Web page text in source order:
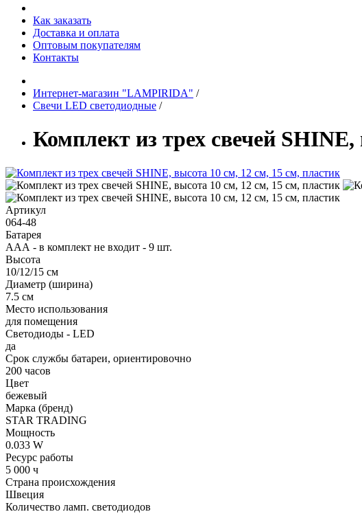
Как заказать
Доставка и оплата
Оптовым покупателям
Контакты
Интернет-магазин "LAMPIRIDA" /
Свечи LED светодиодные /
Комплект из трех свечей
Артикул
064-48
Батарея
ААА - в комплект не входит - 9 шт.
Высота
10/12/15 см
Диаметр (ширина)
7.5 см
Место использования
для помещения
Светодиоды - LED
да
Срок службы батареи, ориентировочно
200 часов
Цвет
бежевый
Марка (бренд)
STAR TRADING
Мощность
0.033 W
Ресурс работы
5 000 ч
Страна происхождения
Швеция
Количество ламп. светодиодов